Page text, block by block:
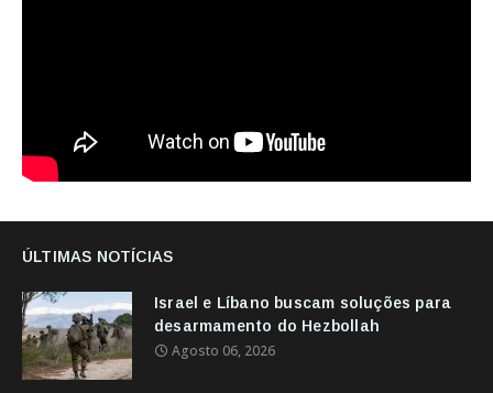
ÚLTIMAS NOTÍCIAS
Israel e Líbano buscam soluções para
desarmamento do Hezbollah
Agosto 06, 2026